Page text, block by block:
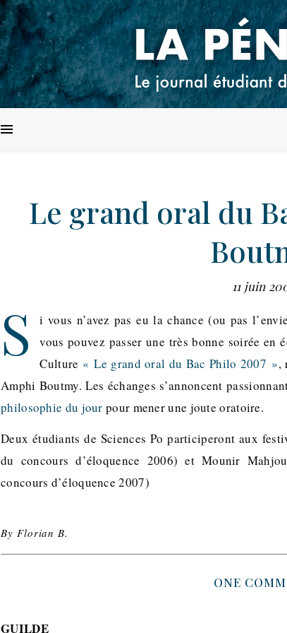
Le grand oral du
11 juin
S
i vous n’avez pas eu la chance (ou pas
vous pouvez passer une très bonne soirée en
Culture « Le grand oral du Bac Philo 2007 »,
Amphi Boutmy. Les échanges s’annoncent
philosophie du jour pour mener une joute oratoire.
Deux étudiants de Sciences Po participeront aux
du concours d’éloquence 2006) et Mounir
concours d’éloquence 2007)
ByFlorian B.
ONE
GUILDE